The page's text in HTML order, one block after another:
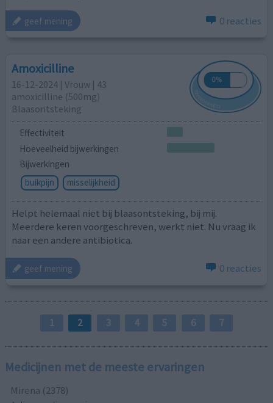
geef mening 0 reacties
Amoxicilline
16-12-2024 | Vrouw | 43
amoxicilline (500mg)
Blaasontsteking
Effectiviteit
Hoeveelheid bijwerkingen
Bijwerkingen
buikpijn
misselijkheid
Helpt helemaal niet bij blaasontsteking, bij mij.
Meerdere keren voorgeschreven, werkt niet. Nu vraag ik
naar een andere antibiotica.
geef mening 0 reacties
1 2 3 4 5 6 7
Medicijnen met de meeste ervaringen
Mirena (2378)